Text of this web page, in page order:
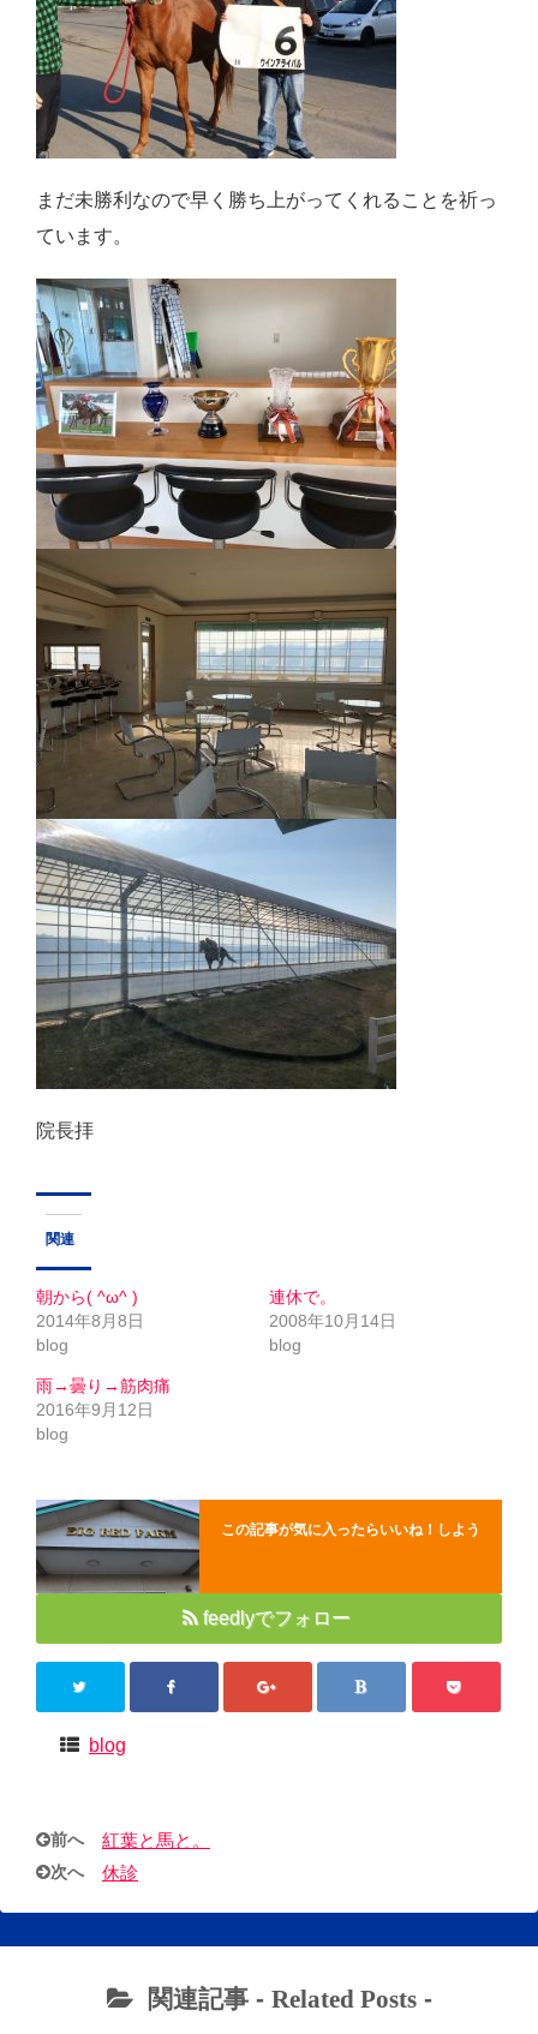
まだ未勝利なので早く勝ち上がってくれることを祈っ
ています。
院長拝
関連
朝から( ^ω^ )
2014年8月8日
blog
連休で。
2008年10月14日
blog
雨→曇り→筋肉痛
2016年9月12日
blog
この記事が気に入ったらいいね！しよう
feedlyでフォロー
blog
前へ 紅葉と馬と。
次へ 休診
関連記事 - Related Posts-